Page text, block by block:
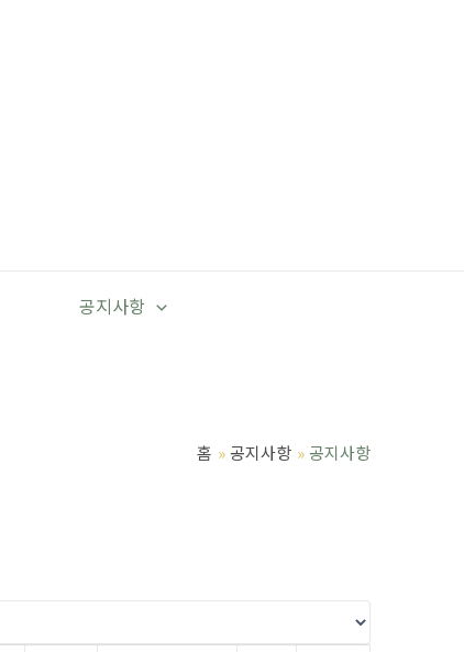
공지사항
홈 공지사항 공지사항